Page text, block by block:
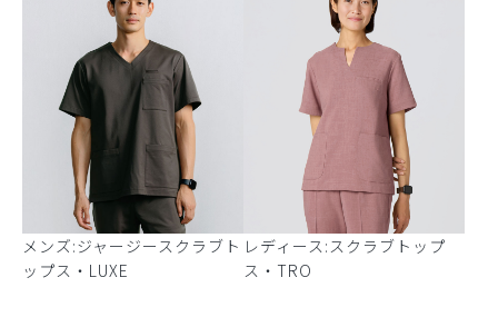
メンズ:ジャージースクラブト
ップス・LUXE
レディース:スクラブトップ
ス・TRO